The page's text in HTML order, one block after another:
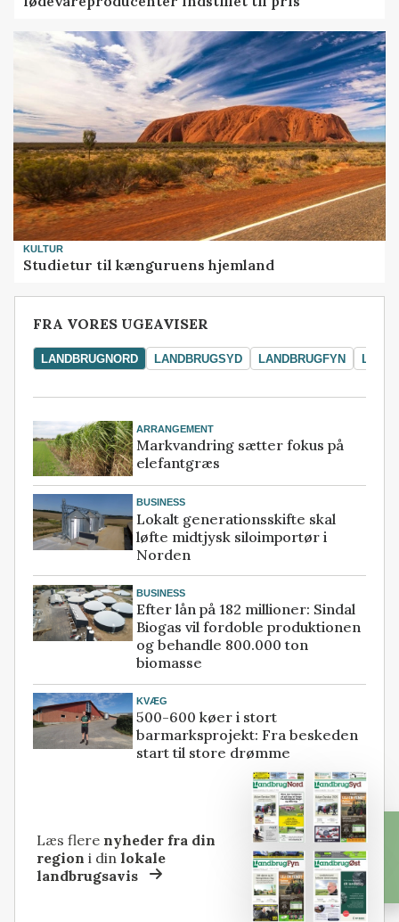
KULTUR
Studietur til kænguruens hjemland
FRA VORES UGEAVISER
LANDBRUGNORD LANDBRUGSYD LANDBRUGFYN
ARRANGEMENT
Markvandring sætter fokus på
elefantgræs
BUSINESS
Lokalt generationsskifte skal
løfte midtjysk siloimportør i
Norden
BUSINESS
Efter lån på 182 millioner: Sindal
Biogas vil fordoble produktionen
og behandle 800.000 ton
biomasse
KVÆG
500-600 køer i stort
barmarksprojekt: Fra beskeden
start til store drømme
Læs flere nyheder fra din
region i dinlokale
landbrugsavis